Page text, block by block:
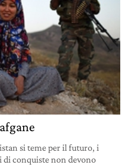
si teme per il futuro, i
di conquiste non devono